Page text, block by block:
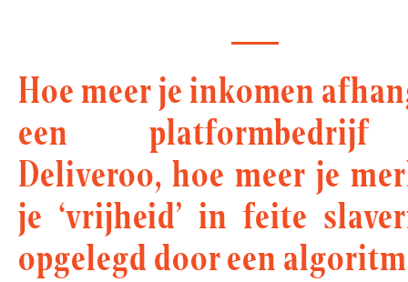
Hoe meer je inkomen
een
Deliveroo, hoe meer je
je ‘vrijheid’ in feite
opgelegd door een